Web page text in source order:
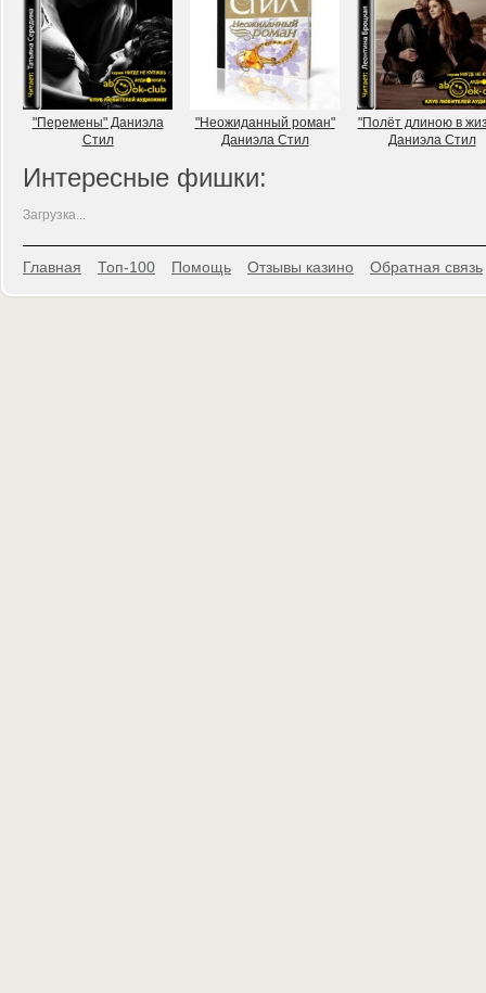
"Перемены" Даниэла
Стил
"Неожиданный роман"
Даниэла Стил
"Полёт длиною в
Даниэла Стил
Интересные фишки:
Загрузка...
Главная Топ-100 Помощь Отзывы казино Обратная связь